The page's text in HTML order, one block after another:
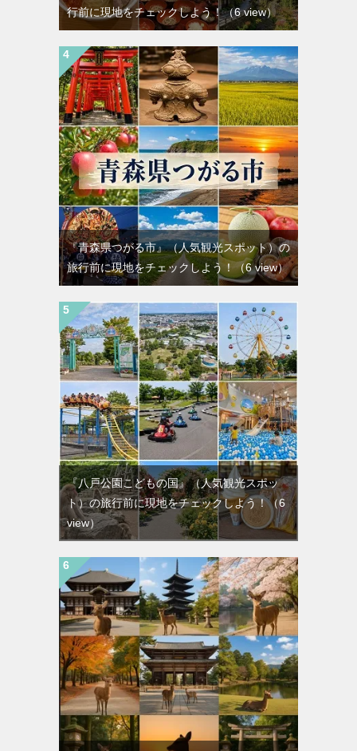
行前に現地をチェックしよう！（6 view）
『青森県つがる市』（人気観光スポット）の
旅行前に現地をチェックしよう！（6 view）
『八戸公園こどもの国』（人気観光スポッ
ト）の旅行前に現地をチェックしよう！（6
view）